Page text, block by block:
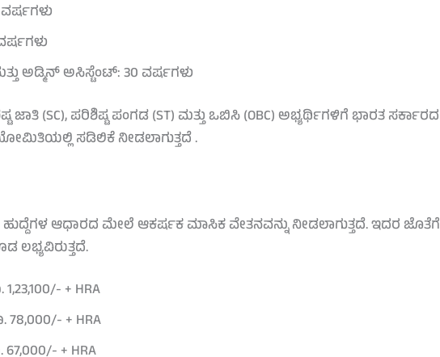
ವರ್ಷಗಳು
ಅಡ್ಮಿನ್ ಅಸಿಸ್ಟೆಂಟ್: 30 ವರ್ಷಗಳು
(SC), ಪರಿಶಿಷ್ಟ ಪಂಗಡ (ST) ಮತ್ತು ಒಬಿಸಿ (OBC) ಅಭ್ಯರ್ಥಿಗಳಿಗೆ ಭಾರತ ಸರ್ಕಾರದ
ಸಡಿಲಿಕೆ ನೀಡಲಾಗುತ್ತದೆ .
ಆಧಾರದ ಮೇಲೆ ಆಕರ್ಷಕ ಮಾಸಿಕ ವೇತನವನ್ನು ನೀಡಲಾಗುತ್ತದೆ. ಇದರ ಜೊತೆಗೆ
ಲಭ್ಯವಿರುತ್ತದೆ.
+ HRA
78,000/- + HRA
67,000/- + HRA